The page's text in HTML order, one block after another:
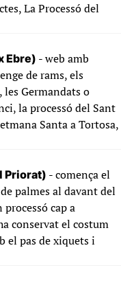
La Processó del
Ebre) - web amb
de rams, els
Germandats o
la processó del Sant
Santa a Tortosa,
Priorat) - comença el
palmes al davant del
cap a
conservat el costum
el pas de xiquets i